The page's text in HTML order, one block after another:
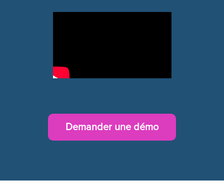
Demander une démo